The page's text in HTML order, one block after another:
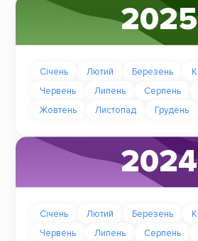
2025
Січень Лютий Березень
Червень
Липень Серпень
Жовтень
Листопад Грудень
2024
Січень Лютий Березень
Червень
Липень Серпень